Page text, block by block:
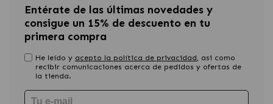
Entérate de las últimas novedades y
consigue un 15% de descuento en tu
primera compra
He leído y acepto la política de privacidad, asi como
recibir comunicaciones acerca de pedidos y ofertas de
la tienda.